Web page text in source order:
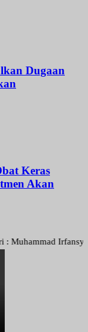
Dugaan
Keras
Akan